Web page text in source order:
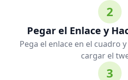
2
Pegar el Enlace y
Pega el enlace en el cuadro
cargar el
3